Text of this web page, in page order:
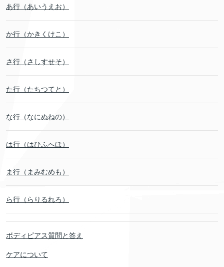
あ行（あいうえお）
か行（かきくけこ）
さ行（さしすせそ）
た行（たちつてと）
な行（なにぬねの）
は行（はひふへほ）
ま行（まみむめも）
ら行（らりるれろ）
ボディピアス質問と答え
ケアについて